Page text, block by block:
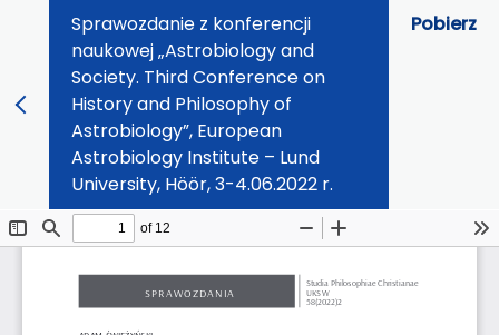
Sprawozdanie z konferencji
naukowej „Astrobiology and
Society. Third Conference on
History and Philosophy of
Astrobiology”, European
Astrobiology Institute – Lund
University, Höör, 3-4.06.2022 r.
Pobierz